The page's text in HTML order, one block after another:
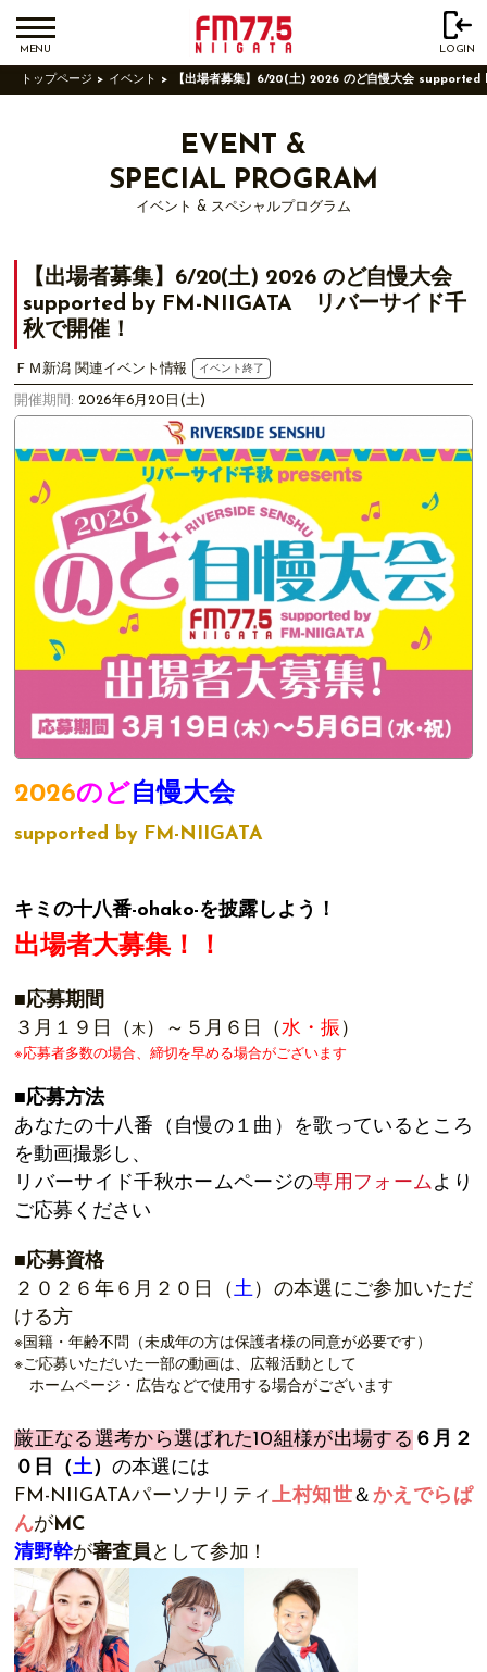
MENU LOGIN
トップページ イベント 【出場者募集】6/20(土) 2026 のど自慢大会
EVENT &
SPECIAL PROGRAM
イベント & スペシャルプログラム
【出場者募集】6/20(土) 2026 のど自慢大会
supported by FM-NIIGATA リバーサイド千
秋で開催！
ＦＭ新潟 関連イベント情報 イベント終了
開催期間: 2026年6月20日(土)
2026のど 自慢大会
supported by FM-NIIGATA
キミの十八番-ohako-を披露しよう！
出場者大募集！！
■応募期間
３月１９日（ 木 ）～５月６日（水・振 ）
※応募者多数の場合、締切を早める場合がございます
■応募方法
あなたの十八番（自慢の１曲）を歌っているところ
を動画撮影し、
リバーサイド千秋ホームページの専用フォームより
ご応募ください
■応募資格
２０２６年６月２０日（土）の本選にご参加いただ
ける方
※国籍・年齢不問（未成年の方は保護者様の同意が必要です）
※ご応募いただいた一部の動画は、広報活動として
ホームページ・広告などで使用する場合がございます
厳正なる選考から選ばれた10組様が出場する ６月２
０日（土）の本選には
FM-NIIGATAパーソナリティ上村知世＆ かえでらぱ
んがMC
清野幹が審査員として参加！